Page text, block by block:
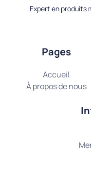
Expert en produits
Pages
Accueil
À propos de nous